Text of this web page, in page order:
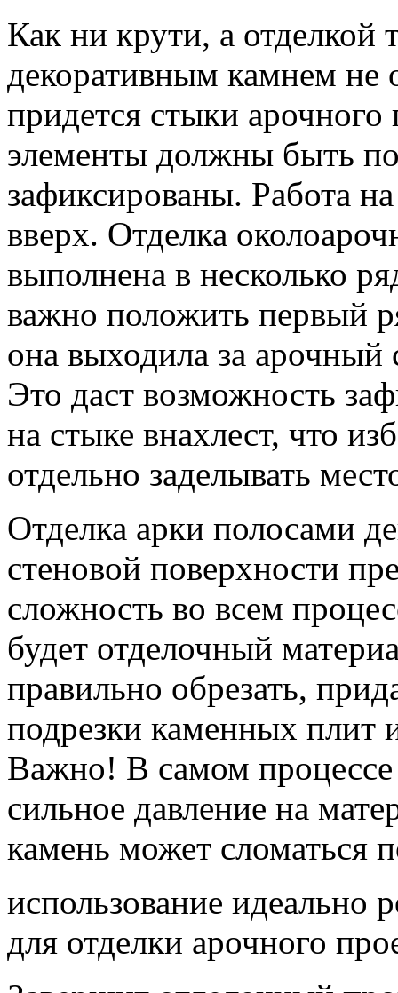
Как ни крути, а отделкой
декоративным камнем не
придется стыки
элементы должны быть
зафиксированы. Работа
вверх. Отделка
выполнена в несколько
важно положить первый
она выходила за
Это даст возможность
на стыке внахлест, что
отдельно заделывать
Отделка арки полосами
стеновой поверхности
сложность во всем
будет отделочный
правильно обрезать,
подрезки каменных плит
Важно! В самом процессе
сильное давление на
камень может сломаться
использование идеально
для отделки арочного